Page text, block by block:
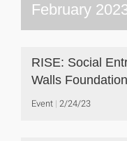
February
RISE: Social
Walls Foundation
Event 2/24/23